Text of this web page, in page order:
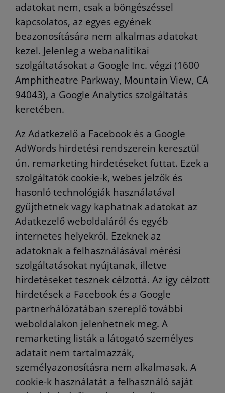
adatokat nem, csak a böngészéssel
kapcsolatos, az egyes egyének
beazonosítására nem alkalmas adatokat
kezel. Jelenleg a webanalitikai
szolgáltatásokat a Google Inc. végzi (1600
Amphitheatre Parkway, Mountain View, CA
94043), a Google Analytics szolgáltatás
keretében.
Az Adatkezelő a Facebook és a Google
AdWords hirdetési rendszerein keresztül
ún. remarketing hirdetéseket futtat. Ezek a
szolgáltatók cookie-k, webes jelzők és
hasonló technológiák használatával
gyűjthetnek vagy kaphatnak adatokat az
Adatkezelő weboldaláról és egyéb
internetes helyekről. Ezeknek az
adatoknak a felhasználásával mérési
szolgáltatásokat nyújtanak, illetve
hirdetéseket tesznek célzottá. Az így célzott
hirdetések a Facebook és a Google
partnerhálózatában szereplő további
weboldalakon jelenhetnek meg. A
remarketing listák a látogató személyes
adatait nem tartalmazzák,
személyazonosításra nem alkalmasak. A
cookie-k használatát a felhasználó saját